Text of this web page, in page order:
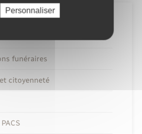
funéraires
citoyenneté
Personnaliser